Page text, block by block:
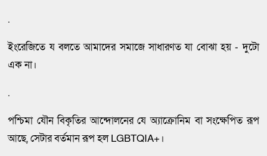
.
ইংরেজিতে য বলতে আমাদের সমাজে সাধারণত যা বোঝা হয় - দুটো
এক না।
.
পশ্চিমা যৌন বিকৃতির আন্দোলনের যে অ্যাক্রোনিম বা সংক্ষেপিত রূপ
আছে, সেটার বর্তমান রূপ হল LGBTQIA+।